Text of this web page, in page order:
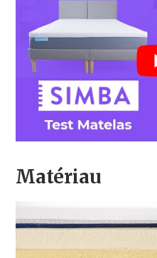
Matériau